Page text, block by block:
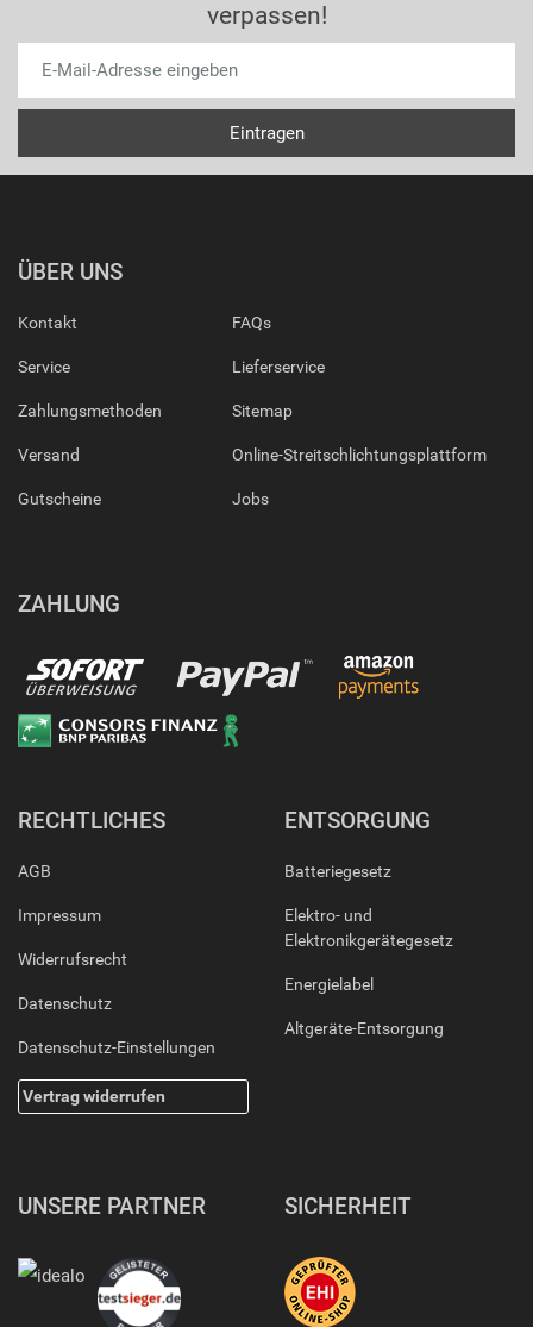
verpassen!
ÜBER UNS
Kontakt
Service
Zahlungsmethoden
Versand
Gutscheine
FAQs
Lieferservice
Sitemap
Online-Streitschlichtungsplattform
Jobs
ZAHLUNG
RECHTLICHES
AGB
Impressum
Widerrufsrecht
Datenschutz
Datenschutz-Einstellungen
Vertrag widerrufen
ENTSORGUNG
Batteriegesetz
Elektro- und
Elektronikgerätegesetz
Energielabel
Altgeräte-Entsorgung
UNSERE PARTNER SICHERHEIT